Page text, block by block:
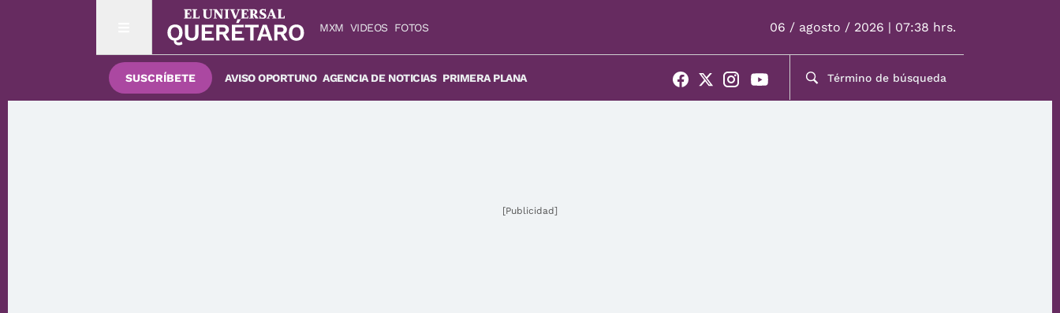
MXM VIDEOS FOTOS 06 / agosto / 2026 | 07:38 hrs.
SUSCRÍBETE AVISO OPORTUNO AGENCIA DE NOTICIAS PRIMERA PLANA
[Publicidad]